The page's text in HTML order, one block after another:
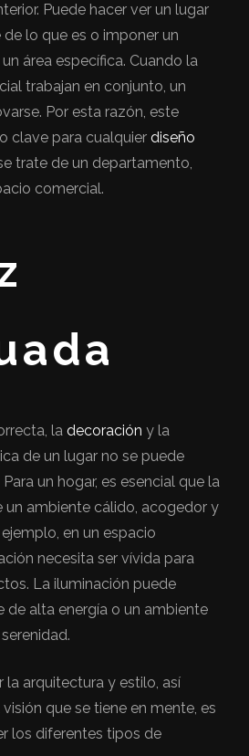
Puede hacer ver un lugar
lo que es o imponer un
área específica. Cuando la
trabajan en conjunto, un
Por esta razón, este
clave para cualquier diseño
trate de un departamento,
comercial.
la decoración y la
de un lugar no se puede
un hogar, es esencial que la
un ambiente cálido, acogedor y
en un espacio
necesita ser vívida para
La iluminación puede
de alta energía o un ambiente
la arquitectura y estilo, así
que se tiene en mente, es
los diferentes tipos de